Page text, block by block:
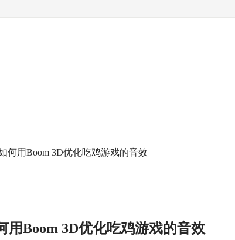
何用Boom 3D优化吃鸡游戏的音效
用Boom 3D优化吃鸡游戏的音效